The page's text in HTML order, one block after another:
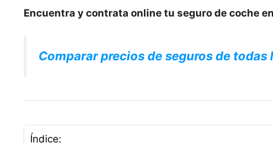
Encuentra y contrata online tu seguro de coche
Comparar precios de seguros de todas
Índice: